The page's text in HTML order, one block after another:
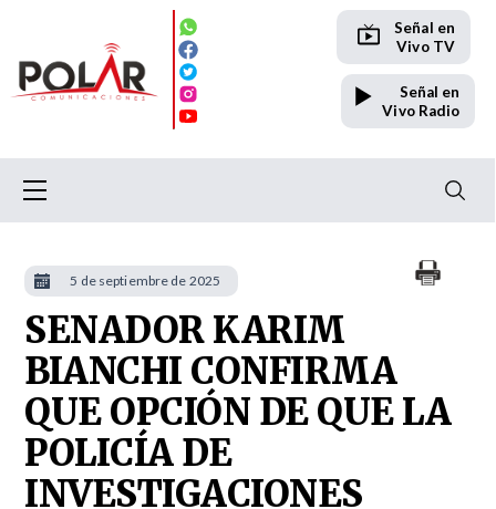
Señal en
Vivo TV
Señal en
Vivo Radio
SENADOR KARIM
BIANCHI CONFIRMA
QUE OPCIÓN DE QUE LA
POLICÍA DE
INVESTIGACIONES
5 de septiembre de 2025